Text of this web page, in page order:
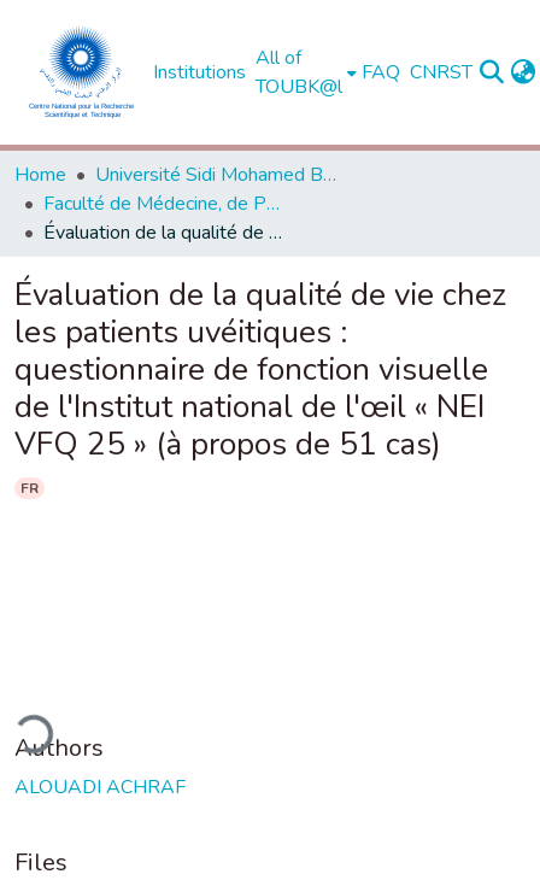
Institutions
All of
TOUBK@l
FAQ CNRST
Home
Université Sidi Mohamed Ben Abdellah de Fès
Faculté de Médecine, de Pharmacie et de Médecine Dentaire - Fès
Évaluation de la qualité de vie chez les patients uvéitiques : questionnaire de fonction visuelle de l'Institut national de l'œil « NEI VFQ 25 » (à propos de 51 cas)
Évaluation de la qualité de vie chez
les patients uvéitiques :
questionnaire de fonction visuelle
de l'Institut national de l'œil « NEI
VFQ 25 » (à propos de 51 cas)
FR
Authors
ALOUADI ACHRAF
Files